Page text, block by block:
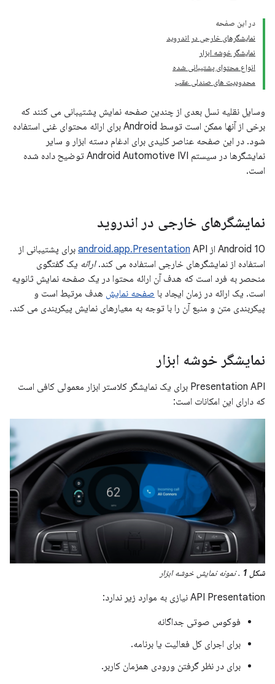
در این صفحه
نمایشگرهای خارجی در اندروید
نمایشگر خوشه ابزار
انواع محتوای پشتیبانی شده
محدودیت های صندلی عقب
وسایل نقلیه نسل بعدی از چندین صفحه نمایش پشتیبانی می کنند که
برخی از آنها ممکن است توسط Android برای ارائه محتوای غنی استفاده
شود. در این صفحه عناصر کلیدی برای ادغام دسته ابزار و سایر
نمایشگرها در سیستم Android Automotive IVI توضیح داده شده
است.
نمایشگرهای خارجی در اندروید
Android 10 از android.app.Presentation API برای پشتیبانی از
استفاده از نمایشگرهای خارجی استفاده می کند.ارائه یک گفتگوی
منحصر به فرد است که هدف آن ارائه محتوا در یک صفحه نمایش ثانویه
است. یک ارائه در زمان ایجاد با صفحه نمایش هدف مرتبط است و
پیکربندی متن و منبع آن را با توجه به معیارهای نمایش پیکربندی می کند.
نمایشگر خوشه ابزار
Presentation API برای یک نمایشگر کلاستر ابزار معمولی کافی است
که دارای این امکانات است:
شکل 1 . نمونه نمایش خوشه ابزار
API Presentation نیازی به موارد زیر ندارد:
فوکوس صوتی جداگانه
برای اجرای کل فعالیت یا برنامه.
برای در نظر گرفتن ورودی همزمان کاربر.